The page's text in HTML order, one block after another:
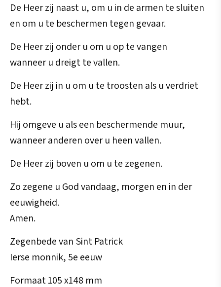
De Heer zij naast u, om u in de armen te sluiten
en om u te beschermen tegen gevaar.
De Heer zij onder u om u op te vangen
wanneer u dreigt te vallen.
De Heer zij in u om u te troosten als u verdriet
hebt.
Hij omgeve u als een beschermende muur,
wanneer anderen over u heen vallen.
De Heer zij boven u om u te zegenen.
Zo zegene u God vandaag, morgen en in der
eeuwigheid.
Amen.
Zegenbede van Sint Patrick
Ierse monnik, 5e eeuw
Formaat 105 x148 mm